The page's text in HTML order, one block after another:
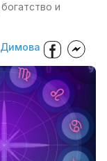
и